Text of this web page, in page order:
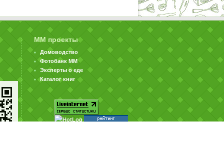
ММ проекты
Домоводство
Фотобанк ММ
Эксперты о еде
Каталог книг